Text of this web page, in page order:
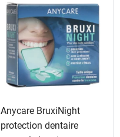
Anycare BruxiNight
protection dentaire